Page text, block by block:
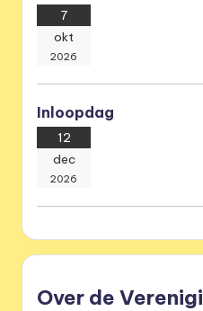
7
okt
2026
Inloopdag
12
dec
2026
Over de